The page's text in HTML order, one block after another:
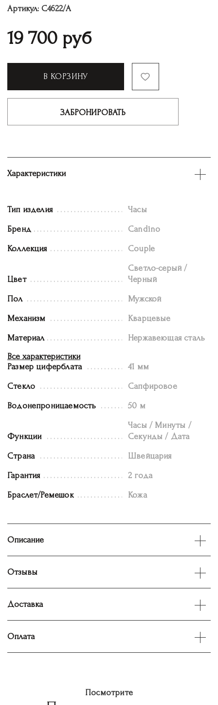
Артикул: C4622/A
19 700 руб
В КОРЗИНУ
ЗАБРОНИРОВАТЬ
Характеристики
Тип изделия Часы
Бренд Candino
Коллекция Couple
Цвет
Светло-серый /
Черный
Пол Мужской
Механизм Кварцевые
Материал
Нержавеющая сталь
Все характеристики
Размер циферблата
41 мм
Стекло Сапфировое
Водонепроницаемость 50 м
Функции
Часы / Минуты /
Секунды / Дата
Страна Швейцария
Гарантия 2 года
Браслет/Ремешок Кожа
Описание
Отзывы
Доставка
Оплата
Посмотрите